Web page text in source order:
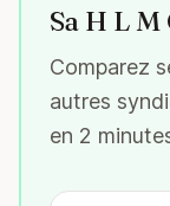
Sa H L
Comparez
autres
en 2